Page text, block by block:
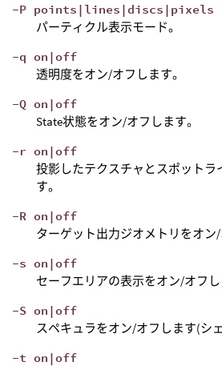
-P points|lines|discs|pixels
パーティクル表示モード。
-q on|off
透明度をオン/オフします。
-Q on|off
State状態をオン/オフします。
-r on|off
投影したテクスチャとスポットラ
す。
-R on|off
ターゲット出力ジオメトリをオン/
-s on|off
セーフエリアの表示をオン/オフし
-S on|off
スペキュラをオン/オフします(シ
-t on|off